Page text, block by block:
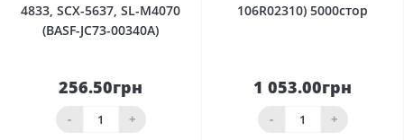
4833, SCX-5637, SL-M4070
(BASF-JC73-00340A)
256.50грн
- +
106R02310) 5000стор
1 053.00грн
- +